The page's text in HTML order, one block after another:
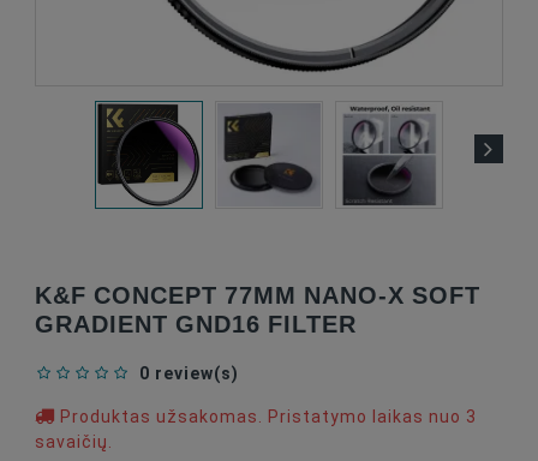
K&F CONCEPT 77MM NANO-X SOFT
GRADIENT GND16 FILTER
0 review(s)
Produktas užsakomas. Pristatymo laikas nuo 3
savaičių.